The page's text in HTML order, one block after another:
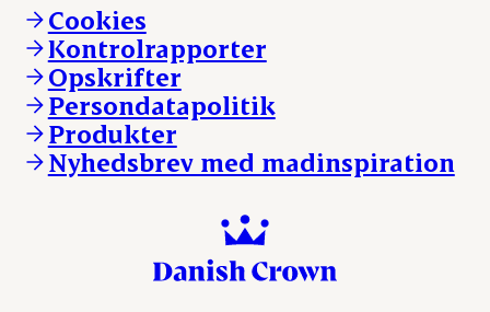
Vores resultater
Vores lokationer
Kontakt
Andelsejere - kreatur
Danishcrownprofessional.com
DAT-Schaub.com
ESS-FOOD.com
Fonden Dansk Gastronomi
KLS.se
nordicspoor.com
Scanhide.dk
Cookies
Kontrolrapporter
Opskrifter
Persondatapolitik
Produkter
Nyhedsbrev med madinspiration